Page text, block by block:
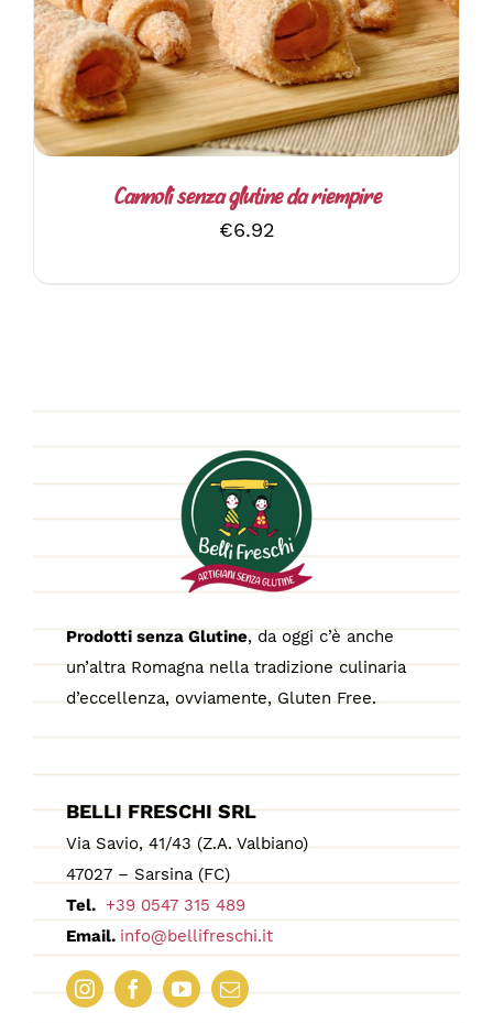
Cannoli senza glutine da riempire
€6.92
Prodotti senza Glutine, da oggi c’è anche
un’altra Romagna nella tradizione culinaria
d’eccellenza, ovviamente, Gluten Free.
BELLI FRESCHI SRL
Via Savio, 41/43 (Z.A. Valbiano)
47027 – Sarsina (FC)
Tel. +39 0547 315 489
Email. info@bellifreschi.it